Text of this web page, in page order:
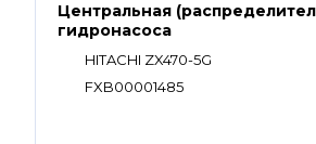
Центральная
гидронасоса
HITACHI ZX470-5G
FXB00001485